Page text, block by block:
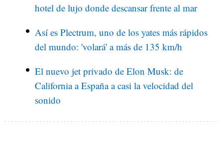
hotel de lujo donde descansar frente al mar
Así es Plectrum, uno de los yates más rápidos
del mundo: 'volará' a más de 135 km/h
El nuevo jet privado de Elon Musk: de
California a España a casi la velocidad del
sonido